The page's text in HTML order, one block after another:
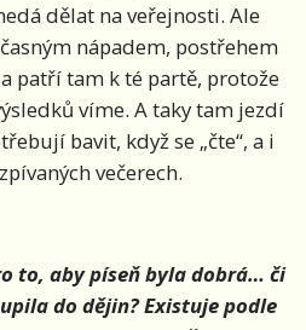
dělat na veřejnosti. Ale
nápadem, postřehem
patří tam k té partě, protože
víme. A taky tam jezdí
bavit, když se „čte“, a i
večerech.
to, aby píseň byla dobrá… či
do dějin? Existuje podle